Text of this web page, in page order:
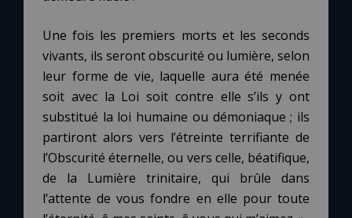
Une fois les premiers morts et les seconds
vivants, ils seront obscurité ou lumière, selon
leur forme de vie, laquelle aura été menée
soit avec la Loi soit contre elle s’ils y ont
substitué la loi humaine ou démoniaque ; ils
partiront alors vers l’étreinte terrifiante de
l’Obscurité éternelle, ou vers celle, béatifique,
de la Lumière trinitaire, qui brûle dans
l’attente de vous fondre en elle pour toute